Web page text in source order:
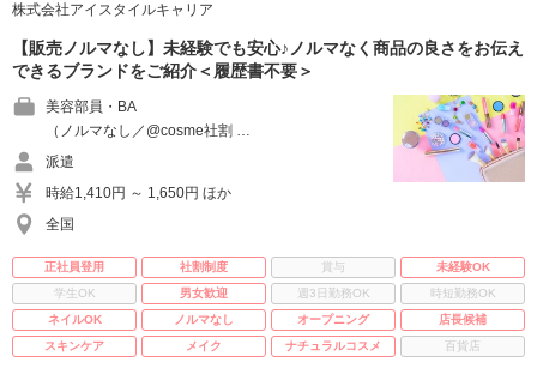
株式会社アイスタイルキャリア
【販売ノルマなし】未経験でも安心♪ノルマなく商品の良さをお伝え
できるブランドをご紹介＜履歴書不要＞
美容部員・BA
（ノルマなし／@cosme社割 …
派遣
時給1,410円 ～ 1,650円 ほか
全国
正社員登用 社割制度 賞与
未経験OK
学生OK
男女歓迎 週3日勤務OK
時短勤務OK
ネイルOK
ノルマなし オープニング
店長候補
スキンケア
メイク ナチュラルコスメ 百貨店